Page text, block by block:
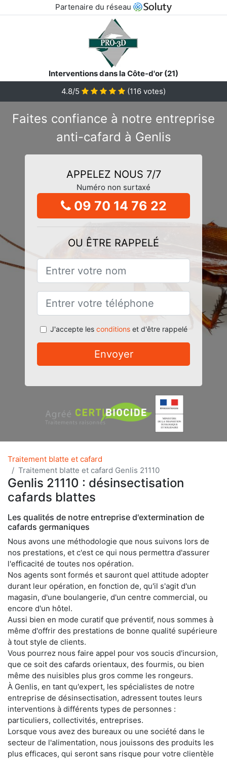
Partenaire du réseau
Interventions dans la Côte-d'or (21)
4.8/5
(116 votes)
Faites confiance à notre entreprise
anti-cafard à Genlis
APPELEZ NOUS 7/7
Numéro non surtaxé
09 70 14 76 22
OU ÊTRE RAPPELÉ
J'accepte les conditionset d'être rappelé
Envoyer
Traitement blatte et cafard
Traitement blatte et cafard Genlis 21110
Genlis 21110 : désinsectisation
cafards blattes
Les qualités de notre entreprise d'extermination de
cafards germaniques
Nous avons une méthodologie que nous suivons lors de
nos prestations, et c'est ce qui nous permettra d'assurer
l'efficacité de toutes nos opération.
Nos agents sont formés et sauront quel attitude adopter
durant leur opération, en fonction de, qu'il s'agit d'un
magasin, d'une boulangerie, d'un centre commercial, ou
encore d'un hôtel.
Aussi bien en mode curatif que préventif, nous sommes à
même d'offrir des prestations de bonne qualité supérieure
à tout style de clients.
Vous pourrez nous faire appel pour vos soucis d'incursion,
que ce soit des cafards orientaux, des fourmis, ou bien
même des nuisibles plus gros comme les rongeurs.
À Genlis, en tant qu'expert, les spécialistes de notre
entreprise de désinsectisation, adressent toutes leurs
interventions à différents types de personnes :
particuliers, collectivités, entreprises.
Lorsque vous avez des bureaux ou une société dans le
secteur de l'alimentation, nous jouissons des produits les
plus efficaces, qui seront sans risque pour votre clientèle